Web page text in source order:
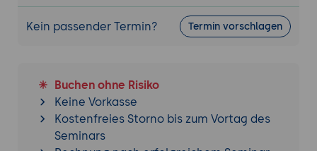
externen Audits
Vorstellung des Prozesses der Überprüfung
und Überprüfungsprozesse
Strategien zur nachhaltigen Implementierung
von Kaizen
Beschreibung der Bedeutung der
Kein passender Termin? Termin vorschlagen
Buchen ohne Risiko
Keine Vorkasse
Kostenfreies Storno bis zum Vortag des
Seminars